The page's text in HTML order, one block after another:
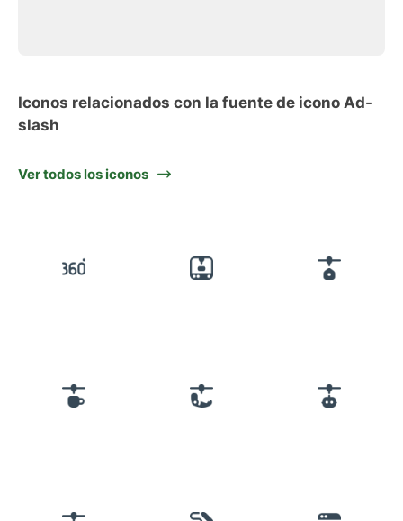
Iconos relacionados con la fuente de icono Ad-
slash
Ver todos los iconos